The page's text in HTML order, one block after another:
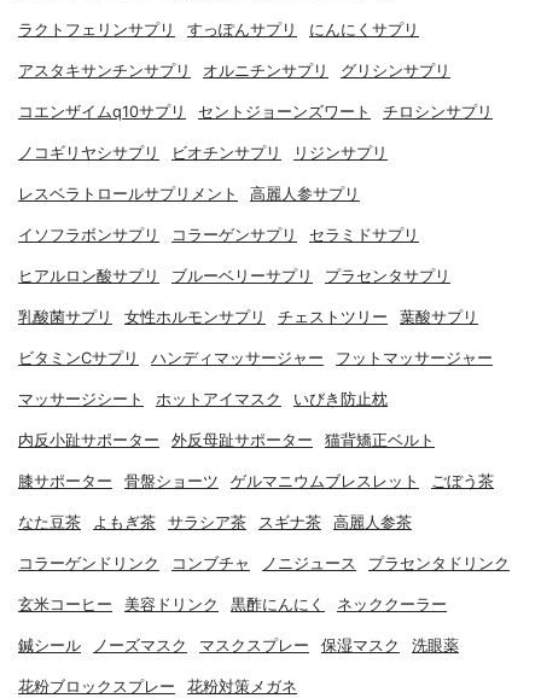
ラクトフェリンサプリ すっぽんサプリ にんにくサプリ
アスタキサンチンサプリ オルニチンサプリ グリシンサプリ
コエンザイムq10サプリ セントジョーンズワート チロシンサプリ
ノコギリヤシサプリ ビオチンサプリ リジンサプリ
レスベラトロールサプリメント 高麗人参サプリ
イソフラボンサプリ コラーゲンサプリ セラミドサプリ
ヒアルロン酸サプリ ブルーベリーサプリ プラセンタサプリ
乳酸菌サプリ 女性ホルモンサプリ チェストツリー 葉酸サプリ
ビタミンCサプリ ハンディマッサージャー フットマッサージャー
マッサージシート ホットアイマスク いびき防止枕
内反小趾サポーター 外反母趾サポーター 猫背矯正ベルト
膝サポーター 骨盤ショーツ ゲルマニウムブレスレット ごぼう茶
なた豆茶 よもぎ茶 サラシア茶 スギナ茶 高麗人参茶
コラーゲンドリンク コンブチャ ノニジュース プラセンタドリンク
玄米コーヒー 美容ドリンク 黒酢にんにく ネッククーラー
鍼シール ノーズマスク マスクスプレー 保湿マスク 洗眼薬
花粉ブロックスプレー 花粉対策メガネ